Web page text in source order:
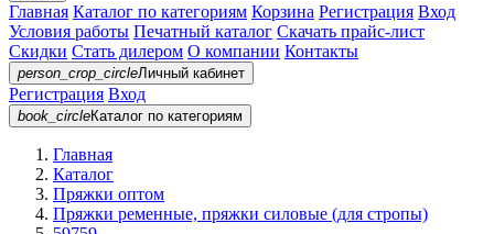
Главная Каталог по категориям Корзина Регистрация Вход
Условия работы Печатный каталог Скачать прайс-лист
Скидки Стать дилером О компании Контакты
person_crop_circleЛичный кабинет
Регистрация Вход
book_circleКаталог по категориям
Главная
Каталог
Пряжки оптом
Пряжки ременные, пряжки силовые (для стропы)